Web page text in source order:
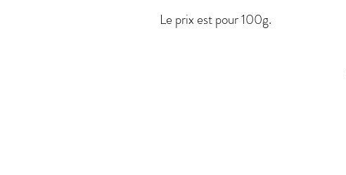
Le prix est pour 100g.